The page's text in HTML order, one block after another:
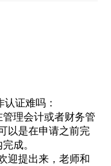
证难吗：
理会计或者财务管
以是在申请之前完
成。
提出来，老师和